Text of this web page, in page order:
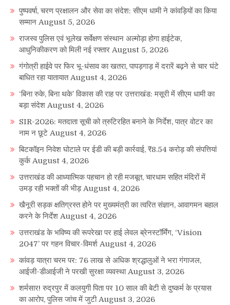
पुष्पवर्षा, चरण प्रक्षालन और सेवा का संदेश: सीएम धामी ने कांवड़ियों का किया
सम्मान August 5, 2026
राजस्व पुलिस एवं भूलेख सर्वेक्षण संस्थान अल्मोड़ा होगा हाईटेक,
आधुनिकीकरण को मिली नई रफ्तार August 5, 2026
गंगोत्री हाईवे पर फिर भू-धंसाव का खतरा, पापड़गाड़ में दरारें बढ़ने से चार घंटे
बाधित रहा यातायात August 4, 2026
‘बिना रुके, बिना थके’ विकास की राह पर उत्तराखंड: मसूरी में सीएम धामी का
बड़ा संदेश August 4, 2026
SIR-2026: मतदाता सूची को त्रुटिरहित बनाने के निर्देश, पात्र वोटर का
नाम न छूटे August 4, 2026
बिटकॉइन निवेश घोटाले पर ईडी की बड़ी कार्रवाई, ₹8.54 करोड़ की संपत्तियां
कुर्क August 4, 2026
उत्तराखंड की आध्यात्मिक पहचान हो रही मजबूत, चारधाम सहित मंदिरों में
उमड़ रही भक्तों की भीड़ August 4, 2026
खैनूरी सड़क क्षतिग्रस्त होने पर मुख्यमंत्री का त्वरित संज्ञान, आवागमन बहाल
करने के निर्देश August 4, 2026
उत्तराखंड के भविष्य की रूपरेखा पर हाई लेवल ब्रेनस्टॉर्मिंग, ‘Vision
2047’ पर गहन विचार-विमर्श August 4, 2026
कांवड़ यात्रा चरम पर: 76 लाख से अधिक श्रद्धालुओं ने भरा गंगाजल,
आईजी-डीआईजी ने परखी सुरक्षा व्यवस्था August 3, 2026
शर्मसार! रुद्रपुर में कलयुगी पिता पर 10 साल की बेटी से दुष्कर्म के प्रयास
का आरोप, पुलिस जांच में जुटी August 3, 2026